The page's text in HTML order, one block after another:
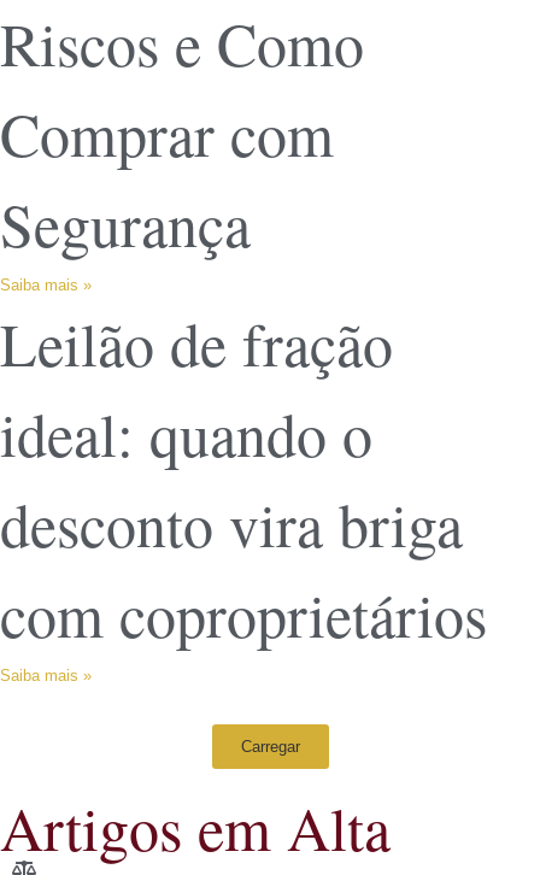
Riscos e Como
Comprar com
Segurança
Saiba mais »
Leilão de fração
ideal: quando o
desconto vira briga
com coproprietários
Saiba mais »
Carregar
Artigos em Alta